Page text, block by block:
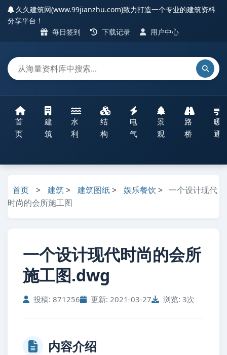
久久建筑网(www.99jianzhu.com)致力打造一个专业的建筑资料
分享平台！
每日签到
下载记录 用户中心
首
页
建
筑
水
利
结
构
电
气
景
观
路
桥
暖
通
首页 > 建筑> 建筑图纸> 娱乐餐饮 > 一个设计现代
时尚的会所施工图
一个设计现代时尚的会所
施工图.dwg
投稿: 871256 更新: 2021-03-27 浏览: 3次
内容介绍